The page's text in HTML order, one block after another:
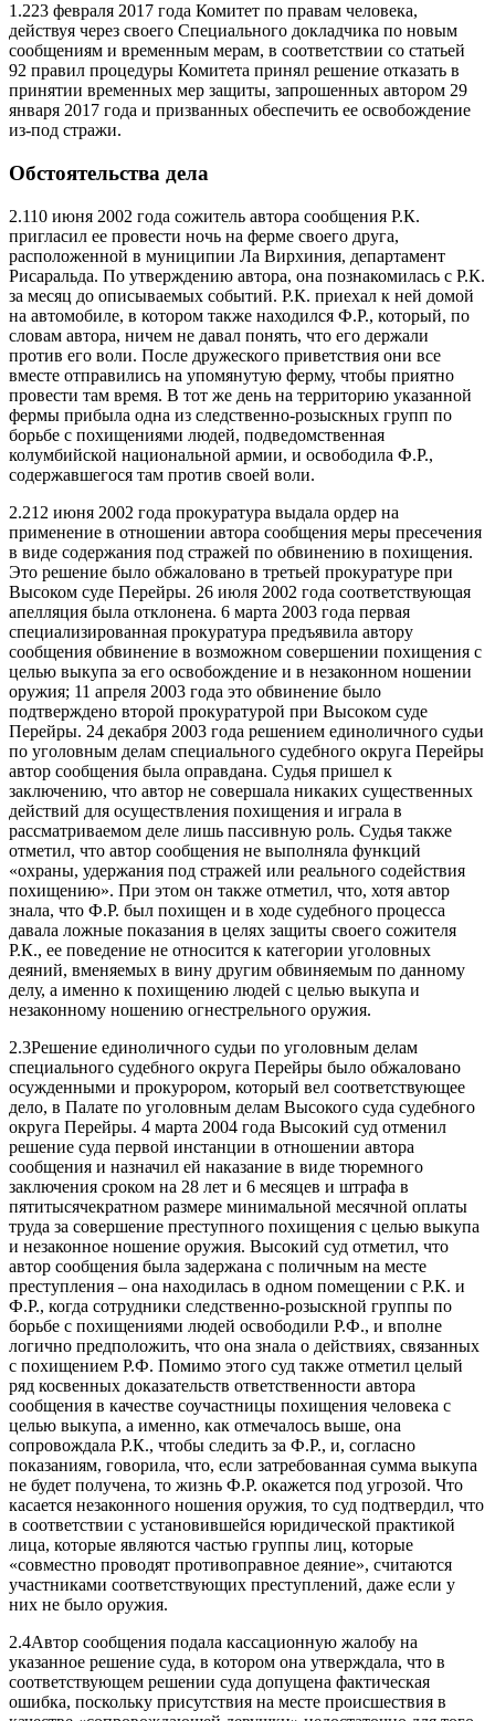
1.223 февраля 2017 года Комитет по правам человека,
действуя через своего Специального докладчика по новым
сообщениям и временным мерам, в соответствии со статьей
92 правил процедуры Комитета принял решение отказать в
принятии временных мер защиты, запрошенных автором 29
января 2017 года и призванных обеспечить ее освобождение
из-под стражи.
Обстоятельства дела
2.110 июня 2002 года сожитель автора сообщения Р.К.
пригласил ее провести ночь на ферме своего друга,
расположенной в муниципии Ла Вирхиния, департамент
Рисаральда. По утверждению автора, она познакомилась с Р.К.
за месяц до описываемых событий. Р.К. приехал к ней домой
на автомобиле, в котором также находился Ф.Р., который, по
словам автора, ничем не давал понять, что его держали
против его воли. После дружеского приветствия они все
вместе отправились на упомянутую ферму, чтобы приятно
провести там время. В тот же день на территорию указанной
фермы прибыла одна из следственно-розыскных групп по
борьбе с похищениями людей, подведомственная
колумбийской национальной армии, и освободила Ф.Р.,
содержавшегося там против своей воли.
2.212 июня 2002 года прокуратура выдала ордер на
применение в отношении автора сообщения меры пресечения
в виде содержания под стражей по обвинению в похищения.
Это решение было обжаловано в третьей прокуратуре при
Высоком суде Перейры. 26 июля 2002 года соответствующая
апелляция была отклонена. 6 марта 2003 года первая
специализированная прокуратура предъявила автору
сообщения обвинение в возможном совершении похищения с
целью выкупа за его освобождение и в незаконном ношении
оружия; 11 апреля 2003 года это обвинение было
подтверждено второй прокуратурой при Высоком суде
Перейры. 24 декабря 2003 года решением единоличного судьи
по уголовным делам специального судебного округа Перейры
автор сообщения была оправдана. Судья пришел к
заключению, что автор не совершала никаких существенных
действий для осуществления похищения и играла в
рассматриваемом деле лишь пассивную роль. Судья также
отметил, что автор сообщения не выполняла функций
«охраны, удержания под стражей или реального содействия
похищению». При этом он также отметил, что, хотя автор
знала, что Ф.Р. был похищен и в ходе судебного процесса
давала ложные показания в целях защиты своего сожителя
Р.К., ее поведение не относится к категории уголовных
деяний, вменяемых в вину другим обвиняемым по данному
делу, а именно к похищению людей с целью выкупа и
незаконному ношению огнестрельного оружия.
2.3Решение единоличного судьи по уголовным делам
специального судебного округа Перейры было обжаловано
осужденными и прокурором, который вел соответствующее
дело, в Палате по уголовным делам Высокого суда судебного
округа Перейры. 4 марта 2004 года Высокий суд отменил
решение суда первой инстанции в отношении автора
сообщения и назначил ей наказание в виде тюремного
заключения сроком на 28 лет и 6 месяцев и штрафа в
пятитысячекратном размере минимальной месячной оплаты
труда за совершение преступного похищения с целью выкупа
и незаконное ношение оружия. Высокий суд отметил, что
автор сообщения была задержана с поличным на месте
преступления – она находилась в одном помещении с Р.К. и
Ф.Р., когда сотрудники следственно-розыскной группы по
борьбе с похищениями людей освободили Р.Ф., и вполне
логично предположить, что она знала о действиях, связанных
с похищением Р.Ф. Помимо этого суд также отметил целый
ряд косвенных доказательств ответственности автора
сообщения в качестве соучастницы похищения человека с
целью выкупа, а именно, как отмечалось выше, она
сопровождала Р.К., чтобы следить за Ф.Р., и, согласно
показаниям, говорила, что, если затребованная сумма выкупа
не будет получена, то жизнь Ф.Р. окажется под угрозой. Что
касается незаконного ношения оружия, то суд подтвердил, что
в соответствии с установившейся юридической практикой
лица, которые являются частью группы лиц, которые
«совместно проводят противоправное деяние», считаются
участниками соответствующих преступлений, даже если у
них не было оружия.
2.4Автор сообщения подала кассационную жалобу на
указанное решение суда, в котором она утверждала, что в
соответствующем решении суда допущена фактическая
ошибка, поскольку присутствия на месте происшествия в